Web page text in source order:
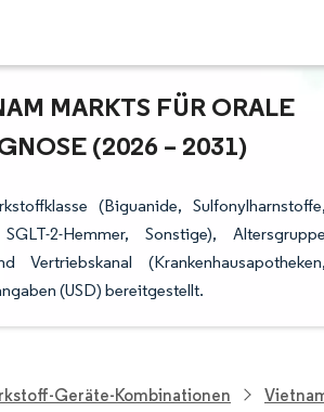
MARKTS FÜR ORALE A
(2026 – 2031)
(Biguanide, Sulfonylharnstoffe,
2-Hemmer, Sonstige), Altersgruppe
(Krankenhausapotheken,
(USD) bereitgestellt.
Geräte-Kombinationen